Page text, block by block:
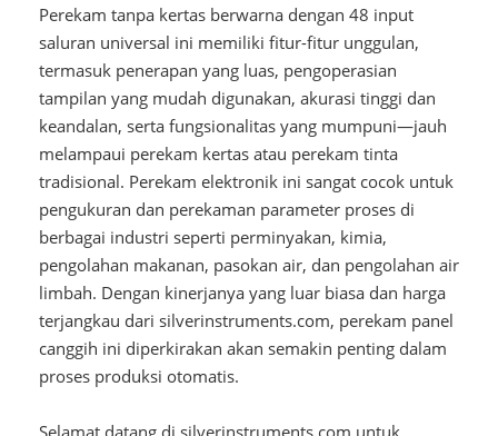
Perekam tanpa kertas berwarna dengan 48 input
saluran universal ini memiliki fitur-fitur unggulan,
termasuk penerapan yang luas, pengoperasian
tampilan yang mudah digunakan, akurasi tinggi dan
keandalan, serta fungsionalitas yang mumpuni—jauh
melampaui perekam kertas atau perekam tinta
tradisional. Perekam elektronik ini sangat cocok untuk
pengukuran dan perekaman parameter proses di
berbagai industri seperti perminyakan, kimia,
pengolahan makanan, pasokan air, dan pengolahan air
limbah. Dengan kinerjanya yang luar biasa dan harga
terjangkau dari silverinstruments.com, perekam panel
canggih ini diperkirakan akan semakin penting dalam
proses produksi otomatis.
Selamat datang di silverinstruments.com untuk